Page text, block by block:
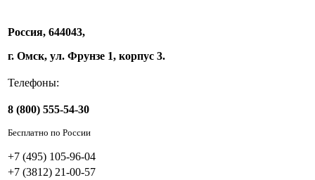
Россия, 644043,
г. Омск, ул. Фрунзе 1, корпус 3.
Телефоны:
8 (800) 555-54-30
Бесплатно по России
+7 (495) 105-96-04
+7 (3812) 21-00-57